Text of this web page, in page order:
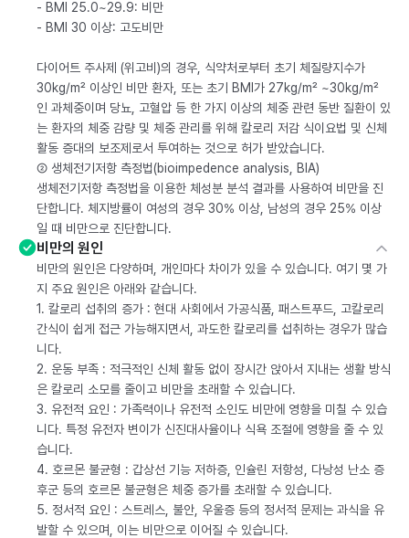
- BMI 25.0~29.9: 비만
- BMI 30 이상: 고도비만
다이어트 주사제 (위고비)의 경우, 식약처로부터 초기 체질량지수가
30kg/m² 이상인 비만 환자, 또는 초기 BMI가 27kg/m² ~30kg/m²
인 과체중이며 당뇨, 고혈압 등 한 가지 이상의 체중 관련 동반 질환이 있
는 환자의 체중 감량 및 체중 관리를 위해 칼로리 저감 식이요법 및 신체
활동 증대의 보조제로서 투여하는 것으로 허가 받았습니다.
② 생체전기저항 측정법(bioimpedence analysis, BIA)
생체전기저항 측정법을 이용한 체성분 분석 결과를 사용하여 비만을 진
단합니다. 체지방률이 여성의 경우 30% 이상, 남성의 경우 25% 이상
일 때 비만으로 진단합니다.
비만의 원인
비만의 원인은 다양하며, 개인마다 차이가 있을 수 있습니다. 여기 몇 가
지 주요 원인은 아래와 같습니다.
1. 칼로리 섭취의 증가 : 현대 사회에서 가공식품, 패스트푸드, 고칼로리
간식이 쉽게 접근 가능해지면서, 과도한 칼로리를 섭취하는 경우가 많습
니다.
2. 운동 부족 : 적극적인 신체 활동 없이 장시간 앉아서 지내는 생활 방식
은 칼로리 소모를 줄이고 비만을 초래할 수 있습니다.
3. 유전적 요인 : 가족력이나 유전적 소인도 비만에 영향을 미칠 수 있습
니다. 특정 유전자 변이가 신진대사율이나 식욕 조절에 영향을 줄 수 있
습니다.
4. 호르몬 불균형 : 갑상선 기능 저하증, 인슐린 저항성, 다낭성 난소 증
후군 등의 호르몬 불균형은 체중 증가를 초래할 수 있습니다.
5. 정서적 요인 : 스트레스, 불안, 우울증 등의 정서적 문제는 과식을 유
발할 수 있으며, 이는 비만으로 이어질 수 있습니다.